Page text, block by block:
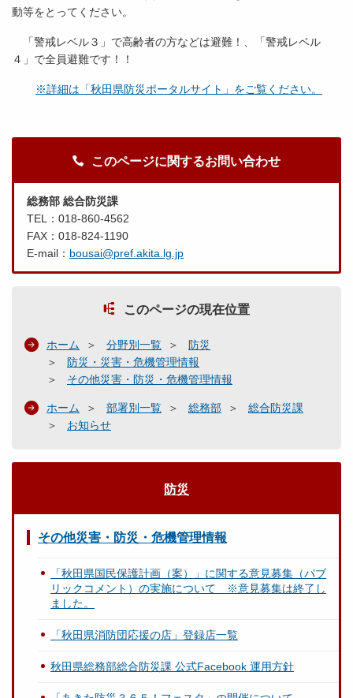
動等をとってください。
「警戒レベル３」で高齢者の方などは避難！、「警戒レベル
４」で全員避難です！！
※詳細は「秋田県防災ポータルサイト」をご覧ください。
このページに関するお問い合わせ
総務部 総合防災課
TEL：018-860-4562
FAX：018-824-1190
E-mail： bousai@pref.akita.lg.jp
このページの現在位置
ホーム 分野別一覧
防災
防災・災害・危機管理情報
その他災害・防災・危機管理情報
ホーム 部署別一覧 総務部
総合防災課
お知らせ
防災
その他災害・防災・危機管理情報
「秋田県国民保護計画（案）」に関する意見募集（パブ
リックコメント）の実施について ※意見募集は終了し
ました。
「秋田県消防団応援の店」登録店一覧
秋田県総務部総合防災課 公式Facebook 運用方針